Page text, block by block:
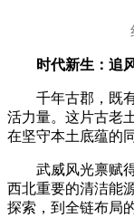
时代新生：追
千年古郡，既
活力量。这片古老
在坚守本土底蕴的
武威风光禀赋
西北重要的清洁能
探索，到全链布局